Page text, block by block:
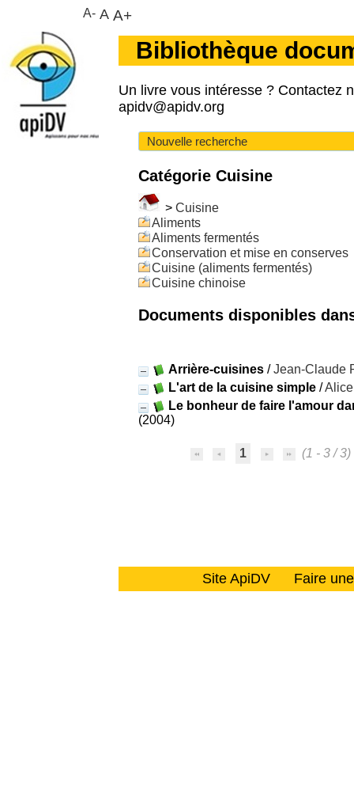
Bibliothèque
Un livre vous intéresse ? Contactez
apidv@apidv.org
Nouvelle recherche
Catégorie Cuisine
> Cuisine
Aliments
Aliments fermentés
Conservation et mise en conserves
Cuisine (aliments fermentés)
Cuisine chinoise
Documents disponibles
Arrière-cuisines /Jean-Claude
L'art de la cuisine simple /
Le bonheur de faire l'amour
(2004)
1 (1 - 3 / 3)
Site ApiDV Faire
A- A A+